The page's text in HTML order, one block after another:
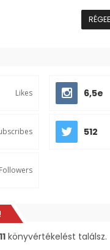
Likes 6,5e
512
Followers
könyvértékelést találsz.